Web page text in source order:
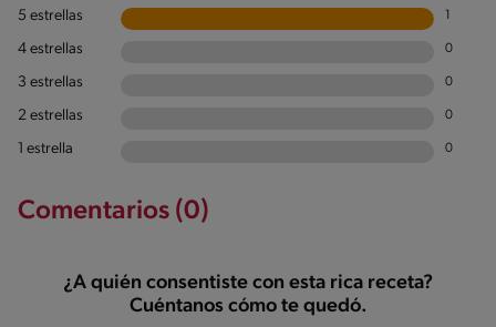
5 estrellas
4 estrellas 0
3 estrellas 0
2 estrellas 0
1 estrella 0
Comentarios (0)
¿A quién consentiste con esta rica receta?
Cuéntanos cómo te quedó.